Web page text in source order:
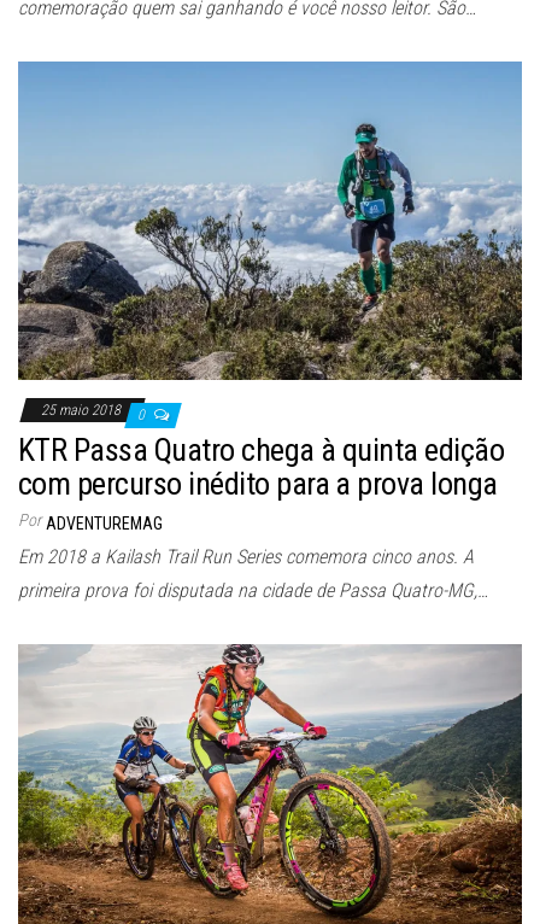
comemoração quem sai ganhando é você nosso leitor. São…
25 maio 2018 0
KTR Passa Quatro chega à quinta edição
com percurso inédito para a prova longa
Por ADVENTUREMAG
Em 2018 a Kailash Trail Run Series comemora cinco anos. A
primeira prova foi disputada na cidade de Passa Quatro-MG,…